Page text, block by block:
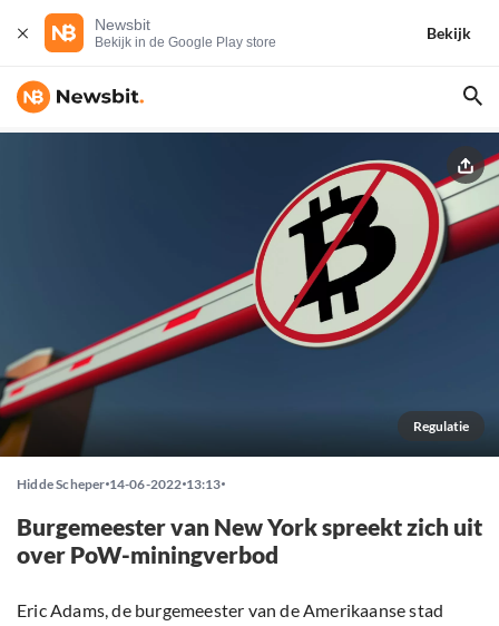
Newsbit
Bekijk in de Google Play store
Bekijk
Regulatie
Hidde Scheper 14-06-2022 13:13
Burgemeester van New York spreekt zich uit
over PoW-miningverbod
Eric Adams, de burgemeester van de Amerikaanse stad